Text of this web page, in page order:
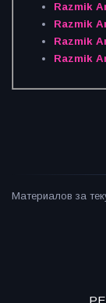
Razmik
Razmik
Razmik
Razmik
Материалов за